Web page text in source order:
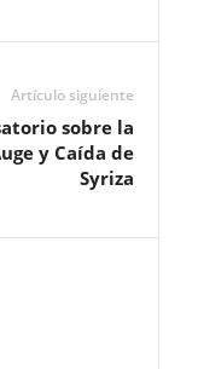
Artículo siguiente
sobre la
y Caída de
Syriza